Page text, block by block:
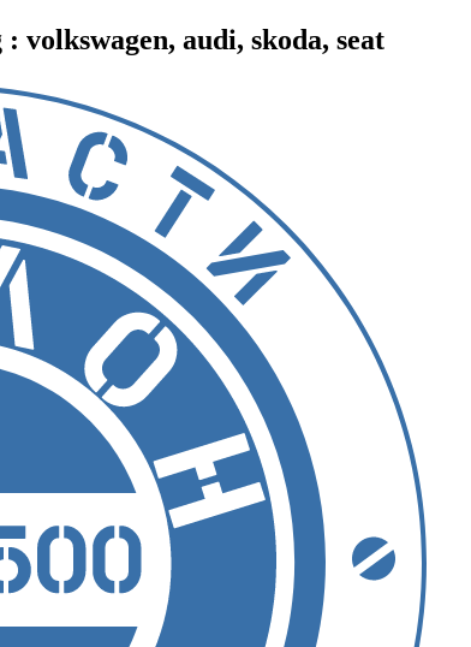
volkswagen, audi, skoda, seat